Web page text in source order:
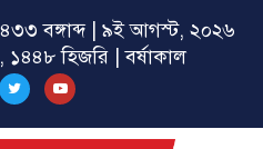
বঙ্গাব্দ | ৯ই আগস্ট, ২০২৬
১৪৪৮ হিজরি | বর্ষাকাল